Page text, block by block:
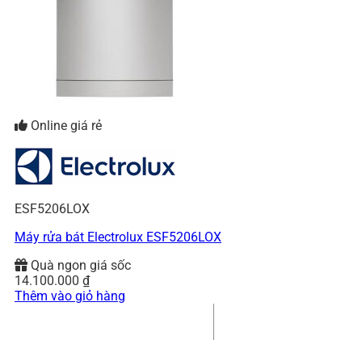
Online giá rẻ
ESF5206LOX
Máy rửa bát Electrolux ESF5206LOX
Quà ngon giá sốc
14.100.000 ₫
Thêm vào giỏ hàng